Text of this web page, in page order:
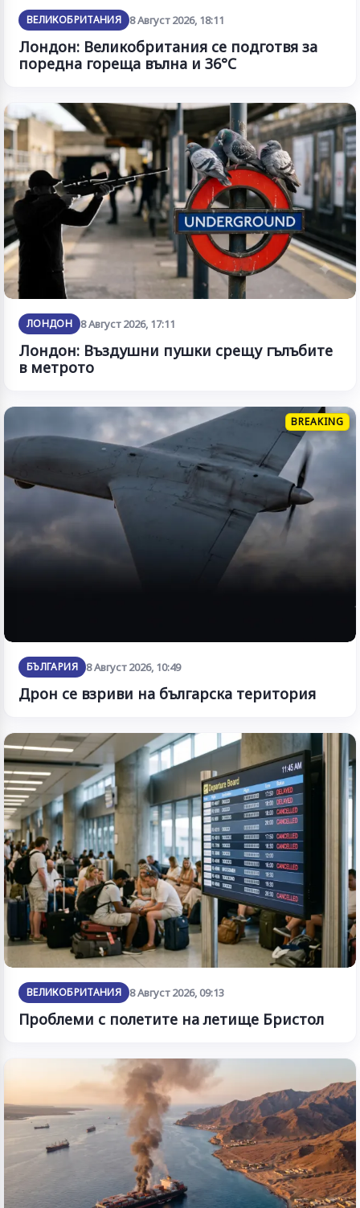
ВЕЛИКОБРИТАНИЯ 8 Август 2026, 18:11
Лондон: Великобритания се подготвя за
поредна гореща вълна и 36°C
ЛОНДОН 8 Август 2026, 17:11
Лондон: Въздушни пушки срещу гълъбите
в метрото
BREAKING
БЪЛГАРИЯ 8 Август 2026, 10:49
Дрон се взриви на българска територия
ВЕЛИКОБРИТАНИЯ 8 Август 2026, 09:13
Проблеми с полетите на летище Бристол